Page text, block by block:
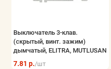
Выключатель 3-клав.
(скрытый, винт. зажим)
дымчатый, ELITRA, MUTLUSAN
7.81 р./шт